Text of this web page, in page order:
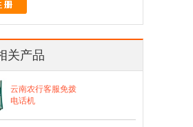
关产品
云南农行客服免拨
电话机